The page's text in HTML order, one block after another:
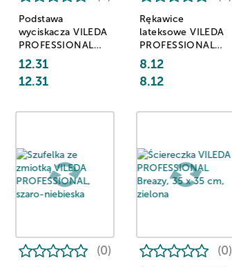
Podstawa
wyciskacza VILEDA
PROFESSIONAL
UltraSpeed Mini,
zestaw nr 1, szara
12.31
12.31
Rękawice
lateksowe VILEDA
PROFESSIONAL
Contract, kat. III,
rozmiar L, żółte
8.12
8.12
(0) (0)